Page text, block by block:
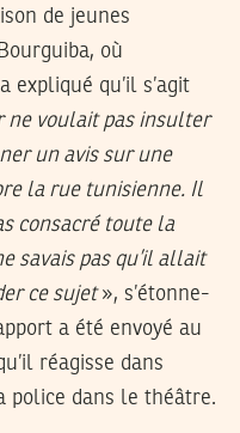
de jeunes
où
expliqué qu’il s’agit
ne voulait pas insulter
un avis sur une
la rue tunisienne. Il
consacré toute la
savais pas qu’il allait
ce sujet», s’étonne-
a été envoyé au
réagisse dans
police dans le théâtre.